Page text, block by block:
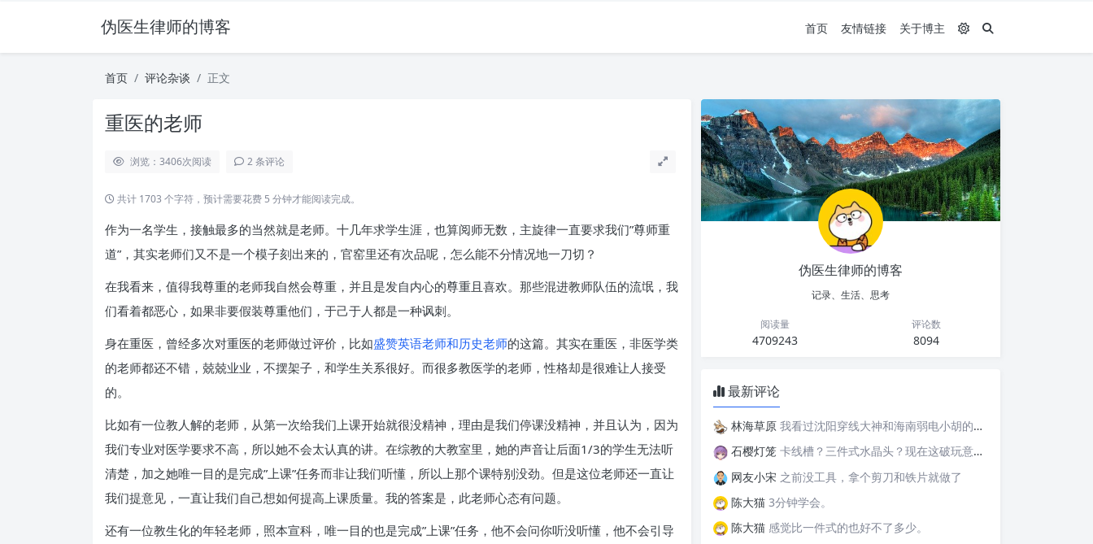
伪医生律师的博客 首页 友情链接 关于博主
首页 评论杂谈 正文
重医的老师
浏览：3406次阅读 2 条评论
共计 1703 个字符，预计需要花费 5 分钟才能阅读完成。
作为一名学生，接触最多的当然就是老师。十几年求学生涯，也算阅师无数，主旋律一直要求我们”尊师重
道”，其实老师们又不是一个模子刻出来的，官窑里还有次品呢，怎么能不分情况地一刀切？
在我看来，值得我尊重的老师我自然会尊重，并且是发自内心的尊重且喜欢。那些混进教师队伍的流氓，我
们看着都恶心，如果非要假装尊重他们，于己于人都是一种讽刺。
身在重医，曾经多次对重医的老师做过评价，比如盛赞英语老师和历史老师的这篇。其实在重医，非医学类
的老师都还不错，兢兢业业，不摆架子，和学生关系很好。而很多教医学的老师，性格却是很难让人接受
的。
比如有一位教人解的老师，从第一次给我们上课开始就很没精神，理由是我们停课没精神，并且认为，因为
我们专业对医学要求不高，所以她不会太认真的讲。在综教的大教室里，她的声音让后面1/3的学生无法听
清楚，加之她唯一目的是完成”上课”任务而非让我们听懂，所以上那个课特别没劲。但是这位老师还一直让
我们提意见，一直让我们自己想如何提高上课质量。我的答案是，此老师心态有问题。
还有一位教生化的年轻老师，照本宣科，唯一目的也是完成”上课”任务，他不会问你听没听懂，他不会引导
伪医生律师的博客
记录、生活、思考
阅读量
4709243
评论数
8094
最新评论
林海草原 我看过沈阳穿线大神和海南弱电小胡的视频，他们做这些的熟练程度，是不是也是建立在这些翻车之上的....
石樱灯笼 卡线槽？三件式水晶头？现在这破玩意变得这么复杂了？
网友小宋 之前没工具，拿个剪刀和铁片就做了
陈大猫 3分钟学会。
陈大猫 感觉比一件式的也好不了多少。